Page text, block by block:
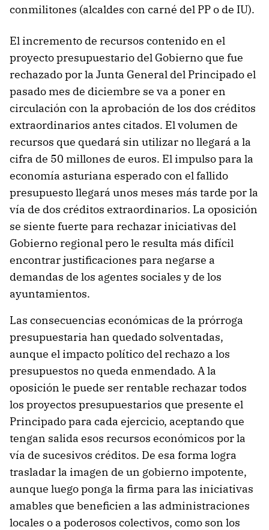
conmilitones (alcaldes con carné del PP o de IU).
El incremento de recursos contenido en el
proyecto presupuestario del Gobierno que fue
rechazado por la Junta General del Principado el
pasado mes de diciembre se va a poner en
circulación con la aprobación de los dos créditos
extraordinarios antes citados. El volumen de
recursos que quedará sin utilizar no llegará a la
cifra de 50 millones de euros. El impulso para la
economía asturiana esperado con el fallido
presupuesto llegará unos meses más tarde por la
vía de dos créditos extraordinarios. La oposición
se siente fuerte para rechazar iniciativas del
Gobierno regional pero le resulta más difícil
encontrar justificaciones para negarse a
demandas de los agentes sociales y de los
ayuntamientos.
Las consecuencias económicas de la prórroga
presupuestaria han quedado solventadas,
aunque el impacto político del rechazo a los
presupuestos no queda enmendado. A la
oposición le puede ser rentable rechazar todos
los proyectos presupuestarios que presente el
Principado para cada ejercicio, aceptando que
tengan salida esos recursos económicos por la
vía de sucesivos créditos. De esa forma logra
trasladar la imagen de un gobierno impotente,
aunque luego ponga la firma para las iniciativas
amables que beneficien a las administraciones
locales o a poderosos colectivos, como son los